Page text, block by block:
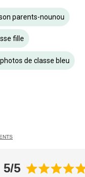
parents-nounou
fille
de classe bleu
5/5